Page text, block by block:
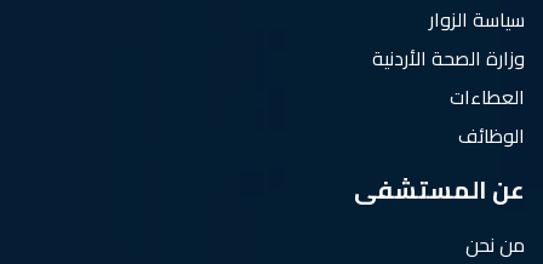
سياسة الزوار
وزارة الصحة الأردنية
العطاءات
الوظائف
عن المستشفى
من نحن